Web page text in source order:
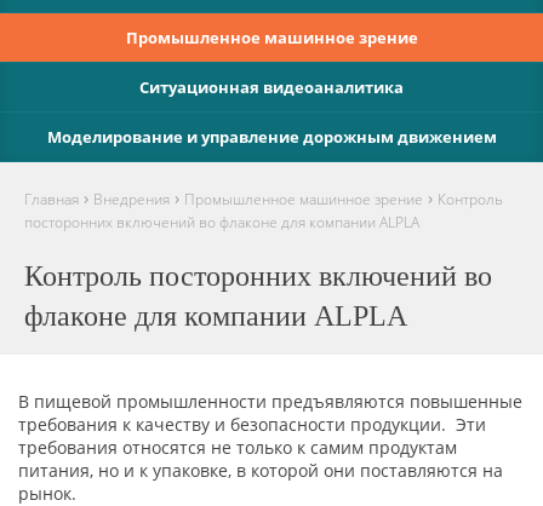
Промышленное машинное зрение
Ситуационная видеоаналитика
Моделирование и управление дорожным движением
Главная › Внедрения › Промышленное машинное зрение › Контроль
посторонних включений во флаконе для компании ALPLA
Контроль посторонних включений во
флаконе для компании ALPLA
В пищевой промышленности предъявляются повышенные
требования к качеству и безопасности продукции. Эти
требования относятся не только к самим продуктам
питания, но и к упаковке, в которой они поставляются на
рынок.